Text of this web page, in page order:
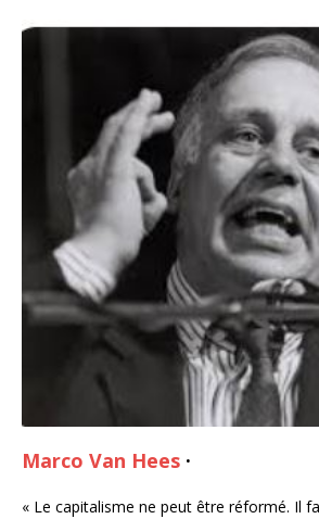
Marco Van Hees ·
« Le capitalisme ne peut être réformé. Il